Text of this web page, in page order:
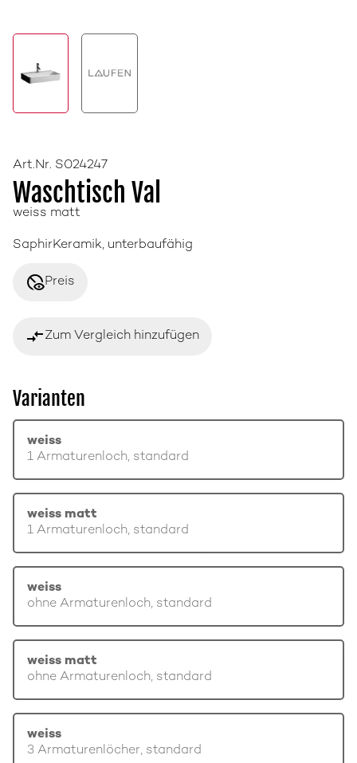
Art.Nr. S024247
Waschtisch Val
weiss matt
SaphirKeramik, unterbaufähig
disabled_visiblePreis
compare_arrowsZum Vergleich hinzufügen
Varianten
weiss
1 Armaturenloch, standard
weiss matt
1 Armaturenloch, standard
weiss
ohne Armaturenloch, standard
weiss matt
ohne Armaturenloch, standard
weiss
3 Armaturenlöcher, standard